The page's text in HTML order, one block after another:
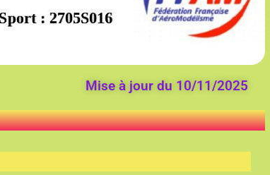
Mise à jour du 10/11/2025